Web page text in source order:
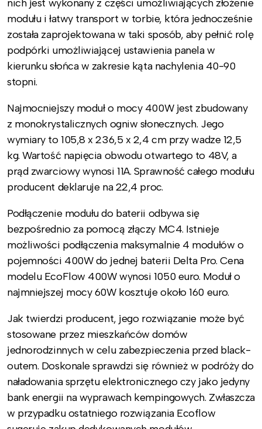
nich jest wykonany z części umożliwiających złożenie
modułu i łatwy transport w torbie, która jednocześnie
została zaprojektowana w taki sposób, aby pełnić rolę
podpórki umożliwiającej ustawienia panela w
kierunku słońca w zakresie kąta nachylenia 40-90
stopni.
Najmocniejszy moduł o mocy 400W jest zbudowany
z monokrystalicznych ogniw słonecznych. Jego
wymiary to 105,8 x 236,5 x 2,4 cm przy wadze 12,5
kg. Wartość napięcia obwodu otwartego to 48V, a
prąd zwarciowy wynosi 11A. Sprawność całego modułu
producent deklaruje na 22,4 proc.
Podłączenie modułu do baterii odbywa się
bezpośrednio za pomocą złączy MC4. Istnieje
możliwości podłączenia maksymalnie 4 modułów o
pojemności 400W do jednej baterii Delta Pro. Cena
modelu EcoFlow 400W wynosi 1050 euro. Moduł o
najmniejszej mocy 60W kosztuje około 160 euro.
Jak twierdzi producent, jego rozwiązanie może być
stosowane przez mieszkańców domów
jednorodzinnych w celu zabezpieczenia przed black-
outem. Doskonale sprawdzi się również w podróży do
naładowania sprzętu elektronicznego czy jako jedyny
bank energii na wyprawach kempingowych. Zwłaszcza
w przypadku ostatniego rozwiązania Ecoflow